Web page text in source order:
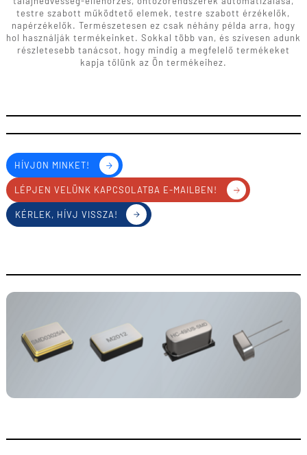
testre szabott működtető elemek, testre szabott érzékelők,
napérzékelők. Természetesen ez csak néhány példa arra, hogy
hol használják termékeinket. Sokkal több van, és szívesen adunk
részletesebb tanácsot, hogy mindig a megfelelő termékeket
kapja tőlünk az Ön termékeihez.
HÍVJON MINKET!
LÉPJEN VELÜNK KAPCSOLATBA E-MAILBEN!
KÉRLEK, HÍVJ VISSZA!